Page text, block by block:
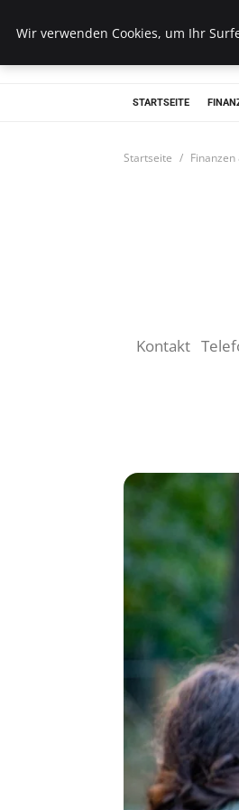
Wk
STARTSEITE
Startseite
Kontakt
Wir verwenden Cookies, um Ihr